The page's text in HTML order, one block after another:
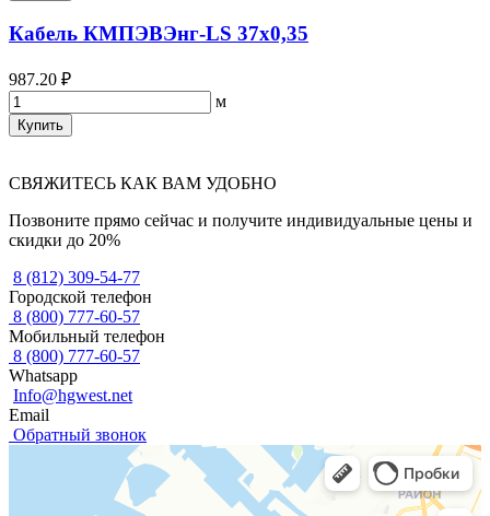
Кабель КМПЭВЭнг-LS 37х0,35
987.20 ₽
м
Купить
СВЯЖИТЕСЬ КАК ВАМ УДОБНО
Позвоните прямо сейчас и получите индивидуальные цены и
скидки до 20%
8 (812) 309-54-77
Городской телефон
8 (800) 777-60-57
Мобильный телефон
8 (800) 777-60-57
Whatsapp
Info@hgwest.net
Email
Обратный звонок